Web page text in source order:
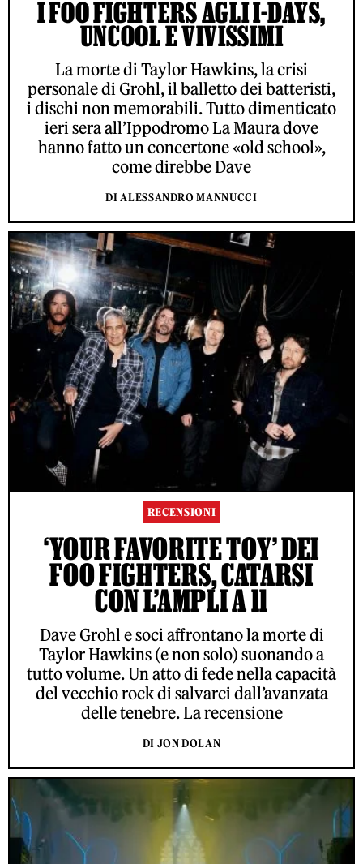
I FOO FIGHTERS AGLI I-DAYS,
UNCOOL E VIVISSIMI
La morte di Taylor Hawkins, la crisi
personale di Grohl, il balletto dei batteristi,
i dischi non memorabili. Tutto dimenticato
ieri sera all’Ippodromo La Maura dove
hanno fatto un concertone «old school»,
come direbbe Dave
DI ALESSANDRO MANNUCCI
RECENSIONI
‘YOUR FAVORITE TOY’ DEI
FOO FIGHTERS, CATARSI
CON L’AMPLI A 11
Dave Grohl e soci affrontano la morte di
Taylor Hawkins (e non solo) suonando a
tutto volume. Un atto di fede nella capacità
del vecchio rock di salvarci dall’avanzata
delle tenebre. La recensione
DI JON DOLAN